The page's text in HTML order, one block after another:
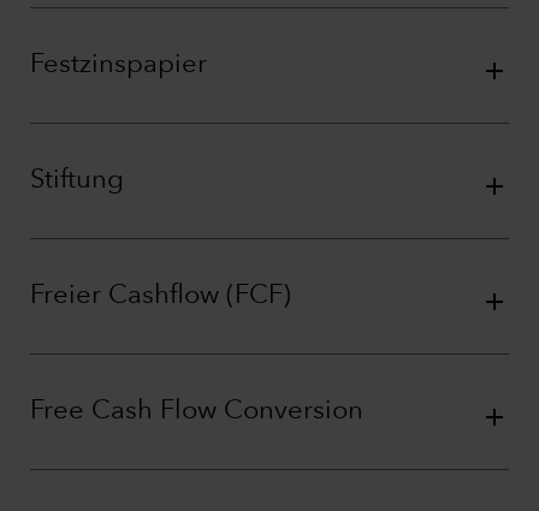
Festzinspapier
Stiftung
Freier Cashflow (FCF)
Free Cash Flow Conversion